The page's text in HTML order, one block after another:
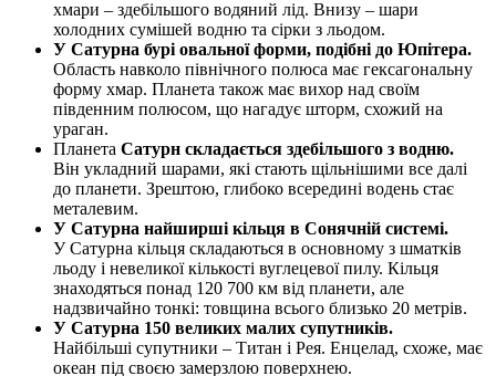
хмари – здебільшого водяний лід. Внизу – шари
холодних сумішей водню та сірки з льодом.
У Сатурна бурі овальної форми, подібні до Юпітера.
Область навколо північного полюса має гексагональну
форму хмар. Планета також має вихор над своїм
південним полюсом, що нагадує шторм, схожий на
ураган.
Планета Сатурн складається здебільшого з водню.
Він укладний шарами, які стають щільнішими все далі
до планети. Зрештою, глибоко всередині водень стає
металевим.
У Сатурна найширші кільця в Сонячній системі.
У Сатурна кільця складаються в основному з шматків
льоду і невеликої кількості вуглецевої пилу. Кільця
знаходяться понад 120 700 км від планети, але
надзвичайно тонкі: товщина всього близько 20 метрів.
У Сатурна 150 великих малих супутників.
Найбільші супутники – Титан і Рея. Енцелад, схоже, має
океан під своєю замерзлою поверхнею.